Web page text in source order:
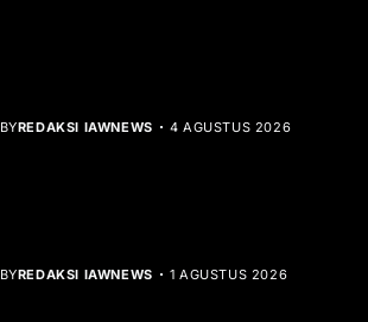
BYREDAKSI IAWNEWS 4 AGUSTUS 2026
BYREDAKSI IAWNEWS 1 AGUSTUS 2026